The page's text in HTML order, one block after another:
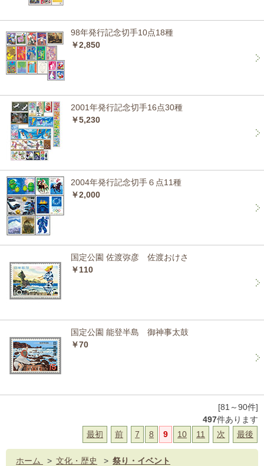
98年発行記念切手10点18種
￥2,850
2001年発行記念切手16点30種
￥5,230
2004年発行記念切手６点11種
￥2,000
国定公園 佐渡弥彦 佐渡おけさ
￥110
国定公園 能登半島 御神事太鼓
￥70
[81～90件]
497件あります
最初
前 7 8 9 10 11 次 最後
ホーム > 文化・歴史 > 祭り・イベント